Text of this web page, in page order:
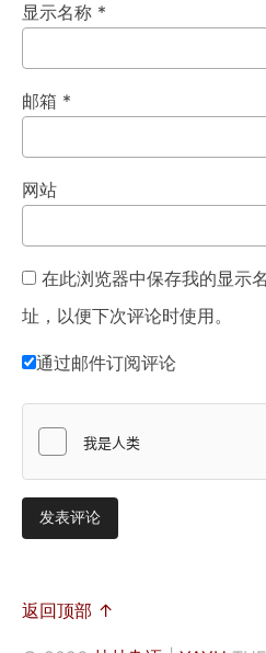
显示名称 *
邮箱 *
网站
在此浏览器中保存我的显示
址，以便下次评论时使用。
通过邮件订阅评论
返回顶部 ↑